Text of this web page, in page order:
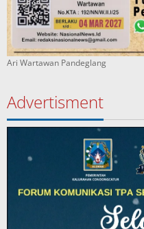
Ari Wartawan Pandeglang
Advertisment